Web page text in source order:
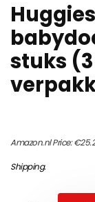
stuks
Amazon.nl Price:€
Shipping.